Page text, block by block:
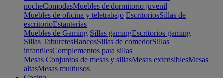
nocheComodasMuebles de dormitorio juvenil
Muebles de oficina y teletrabajo EscritoriosSillas de
escritorioEstanterías
Muebles de Gaming Sillas gamingEscritorios gaming
Sillas TaburetesBancosSillas de comedorSillas
infantilesComplementos para sillas
Mesas Conjuntos de mesas y sillasMesas extensiblesMesas
altasMesas multiusos